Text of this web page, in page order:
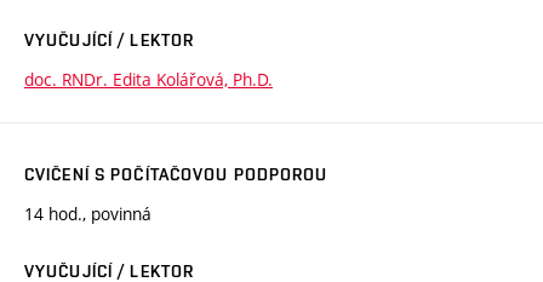
VYUČUJÍCÍ / LEKTOR
doc. RNDr. Edita Kolářová, Ph.D.
CVIČENÍ S POČÍTAČOVOU PODPOROU
14 hod., povinná
VYUČUJÍCÍ / LEKTOR